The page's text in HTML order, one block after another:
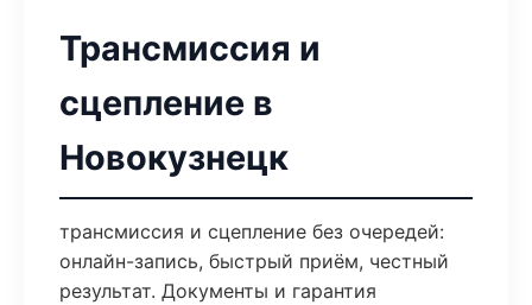
Трансмиссия и
сцепление в
Новокузнецк
трансмиссия и сцепление без очередей:
онлайн-запись, быстрый приём, честный
результат. Документы и гарантия